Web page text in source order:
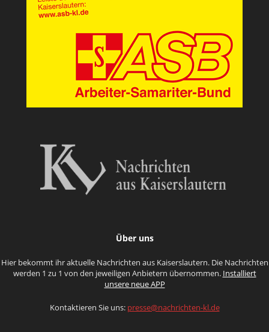
Über uns
Hier bekommt ihr aktuelle Nachrichten aus Kaiserslautern. Die Nachrichten
werden 1 zu 1 von den jeweiligen Anbietern übernommen. Installiert
unsere neue APP
Kontaktieren Sie uns: presse@nachrichten-kl.de